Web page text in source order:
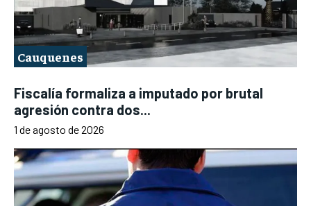
Cauquenes
Fiscalía formaliza a imputado por brutal
agresión contra dos...
1 de agosto de 2026